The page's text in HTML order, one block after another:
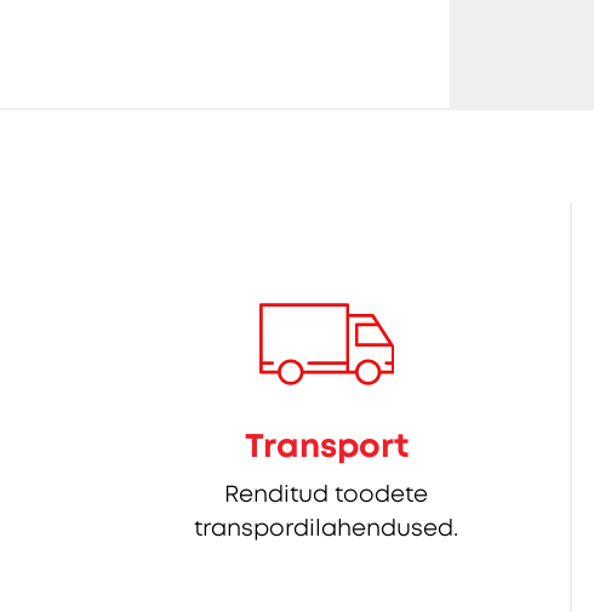
Transport
Renditud toodete
transpordilahendused.